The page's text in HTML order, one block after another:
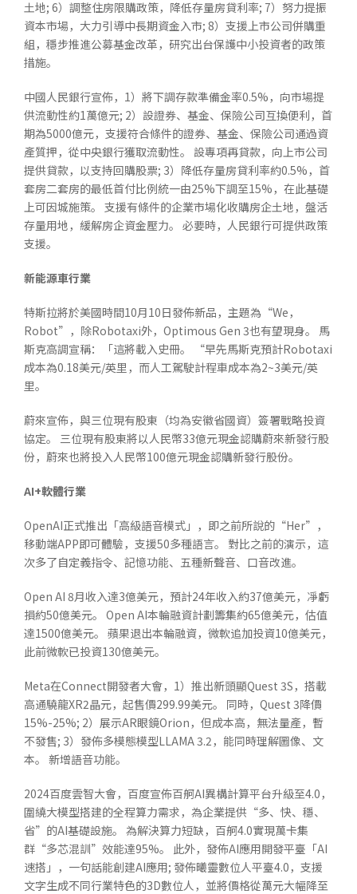
土地; 6）調整住房限購政策，降低存量房貸利率; 7）努力提振
資本市場，大力引導中長期資金入市; 8）支援上市公司併購重
組，穩步推進公募基金改革，研究出台保護中小投資者的政策
措施。
中國人民銀行宣佈，1）將下調存款準備金率0.5%，向市場提
供流動性約1萬億元; 2）設證券、基金、保險公司互換便利，首
期為5000億元，支援符合條件的證券、基金、保險公司通過資
產質押，從中央銀行獲取流動性。 設專項再貸款，向上市公司
提供貸款，以支持回購股票; 3）降低存量房貸利率約0.5%，首
套房二套房的最低首付比例統一由25%下調至15%，在此基礎
上可因城施策。 支援有條件的企業市場化收購房企土地，盤活
存量用地，緩解房企資金壓力。 必要時，人民銀行可提供政策
支援。
新能源車行業
特斯拉將於美國時間10月10日發佈新品，主題為“We，
Robot”，除Robotaxi外，Optimous Gen 3也有望現身。 馬
斯克高調宣稱：「這將載入史冊。 “早先馬斯克預計Robotaxi
成本為0.18美元/英里，而人工駕駛計程車成本為2~3美元/英
里。
蔚來宣佈，與三位現有股東（均為安徽省國資）簽署戰略投資
協定。 三位現有股東將以人民幣33億元現金認購蔚來新發行股
份，蔚來也將投入人民幣100億元現金認購新發行股份。
AI+軟體行業
OpenAI正式推出「高級語音模式」，即之前所說的“Her”，
移動端APP即可體驗，支援50多種語言。 對比之前的演示，這
次多了自定義指令、記憶功能、五種新聲音、口音改進。
Open AI 8月收入達3億美元，預計24年收入約37億美元，凈虧
損約50億美元。 Open AI本輪融資計劃籌集約65億美元，估值
達1500億美元。 蘋果退出本輪融資，微軟追加投資10億美元，
此前微軟已投資130億美元。
Meta在Connect開發者大會，1）推出新頭顯Quest 3S，搭載
高通驍龍XR2晶元，起售價299.99美元。 同時，Quest 3降價
15%-25%; 2）展示AR眼鏡Orion，但成本高，無法量產，暫
不發售; 3）發佈多模態模型LLAMA 3.2，能同時理解圖像、文
本。 新增語音功能。
2024百度雲智大會，百度宣佈百舸AI異構計算平台升級至4.0，
圍繞大模型搭建的全程算力需求，為企業提供“多、快、穩、
省”的AI基礎設施。 為解決算力短缺，百舸4.0實現萬卡集
群“多芯混訓”效能達95%。 此外，發佈AI應用開發平臺「AI
速搭」，一句話能創建AI應用; 發佈曦靈數位人平臺4.0，支援
文字生成不同行業特色的3D數位人，並將價格從萬元大幅降至